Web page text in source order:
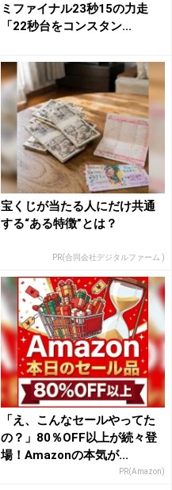
ミファイナル23秒15の力走
「22秒台をコンスタン...
宝くじが当たる人にだけ共通
する“ある特徴”とは？
PR(合同会社デジタルファーム )
「え、こんなセールやってた
の？」80％OFF以上が続々登
場！Amazonの本気が...
PR(Amazon)